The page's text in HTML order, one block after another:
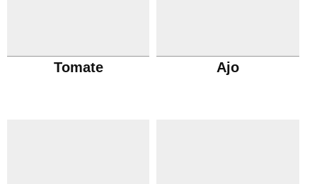
Tomate Ajo